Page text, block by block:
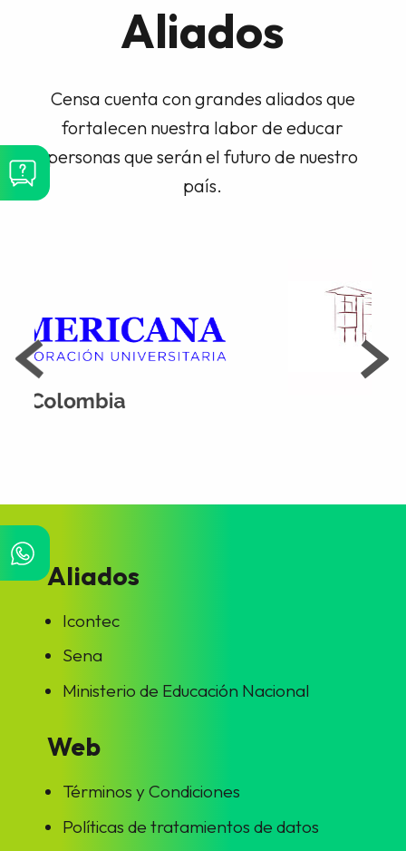
Aliados
Censa cuenta con grandes aliados que
fortalecen nuestra labor de educar
personas que serán el futuro de nuestro
país.
Aliados
Icontec
Sena
Ministerio de Educación Nacional
Web
Términos y Condiciones
Políticas de tratamientos de datos